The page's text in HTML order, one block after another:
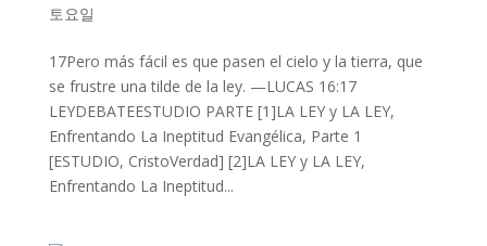
토요일
17Pero más fácil es que pasen el cielo y la tierra, que
se frustre una tilde de la ley. —LUCAS 16:17
LEYDEBATEESTUDIO PARTE [1]LA LEY y LA LEY,
Enfrentando La Ineptitud Evangélica, Parte 1
[ESTUDIO, CristoVerdad] [2]LA LEY y LA LEY,
Enfrentando La Ineptitud...